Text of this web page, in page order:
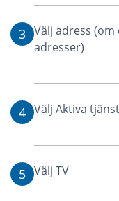
3 Välj adress
adresser)
4 Välj Aktiva
5 Välj TV